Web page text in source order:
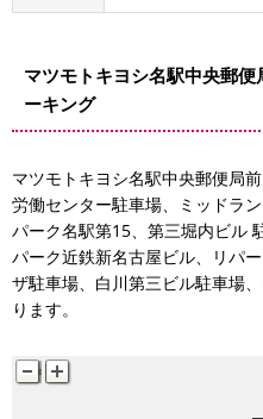
マツモトキヨシ名駅中央郵
ーキング
マツモトキヨシ名駅中央郵便局
労働センター駐車場、ミッドラ
パーク名駅第15、第三堀内ビル
パーク近鉄新名古屋ビル、リパ
ザ駐車場、白川第三ビル駐車場
ります。